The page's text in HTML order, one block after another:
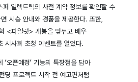
퍼 일렉트릭의 사전 계약 정보를 확인할 수
시승 안내와 경품을 제공한다. 또한,
<파일럿> 개봉을 앞두고 배우
시사회 초청 이벤트를 열었다.
‘오픈예정’ 기능의 특장점을 담아
딩 프로젝트 시작 전 예고편처럼